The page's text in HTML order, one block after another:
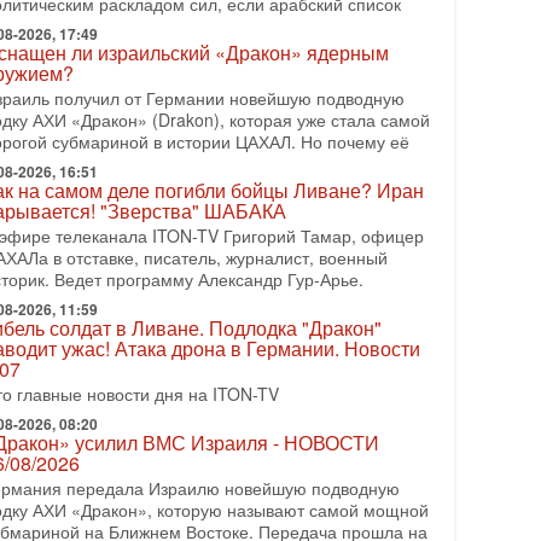
2026, 08:42
отменил удар по Ирану - НОВОСТИ
08/2026
США Дональд Трамп сегодня заявил об
подготовленного удара по Ирану после
Тегерана и других стран региона. По его
2026, 17:50
голос» Израиля: кто заберет его на этот
русскоязычных репатриантов не раз кардинально
политический ландшафт Израиля. Достаточно
взлет партии «Исраэль ба-алия», когда
2026, 17:00
закрытых дверей: о чём на самом деле
Трамп и Нетаньяху?
визит премьер-министра Израиля Биньямина
в США и его встреча с Дональдом Трампом
больше вопросов, чем ответов. Полная
07-2026, 15:18
готовит покушение на Нетаниягу! Трамп не
эскалации, но КСИР готовит взрыв!
телеканала ITON-TV СЕРГЕЙ МИГДАЛЬ,
2026, 17:49
ли израильский «Дракон» ядерным
получил от Германии новейшую подводную
АХИ «Дракон» (Drakon), которая уже стала самой
субмариной в истории ЦАХАЛ. Но почему её
2026, 16:51
на самом деле погибли бойцы Ливане? Иран
"Зверства" ШАБАКА
телеканала ITON-TV Григорий Тамар, офицер
в отставке, писатель, журналист, военный
Ведет программу Александр Гур-Арье.
2026, 11:59
солдат в Ливане. Подлодка "Дракон"
ужас! Атака дрона в Германии. Новости
главные новости дня на ITON-TV
2026, 08:20
усилил ВМС Израиля - НОВОСТИ
08/2026
передала Израилю новейшую подводную
АХИ «Дракон», которую называют самой мощной
на Ближнем Востоке. Передача прошла на